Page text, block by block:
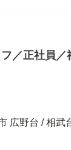
／正社員／
広野台 / 相武